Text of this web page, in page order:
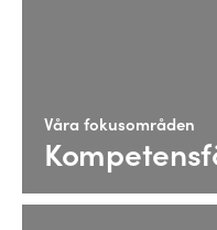
Våra fokusområden